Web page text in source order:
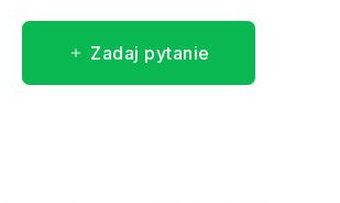
Zadaj pytanie